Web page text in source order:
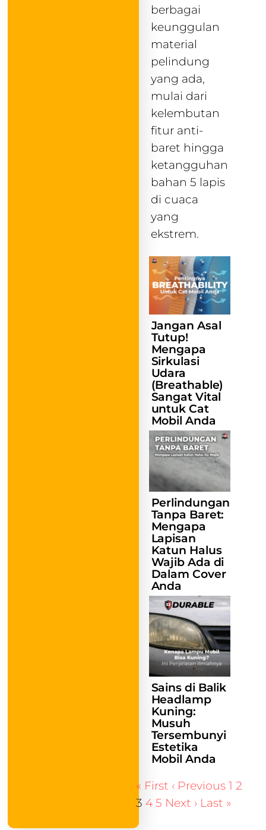
berbagai
keunggulan
material
pelindung
yang ada,
mulai dari
kelembutan
fitur anti-
baret hingga
ketangguhan
bahan 5 lapis
di cuaca
yang
ekstrem.
Jangan Asal
Tutup!
Mengapa
Sirkulasi
Udara
(Breathable)
Sangat Vital
untuk Cat
Mobil Anda
Perlindungan
Tanpa Baret:
Mengapa
Lapisan
Katun Halus
Wajib Ada di
Dalam Cover
Anda
Sains di Balik
Headlamp
Kuning:
Musuh
Tersembunyi
Estetika
Mobil Anda
« First ‹ Previous 1 2
3 4 5 Next › Last »